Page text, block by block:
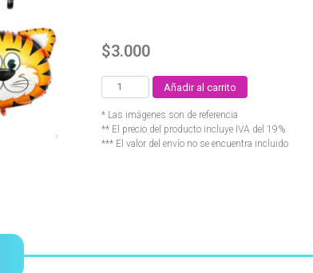
$3.000
Añadir al carrito
* Las imágenes son de referencia
** El precio del producto incluye IVA del 19%
*** El valor del envío no se encuentra incluido